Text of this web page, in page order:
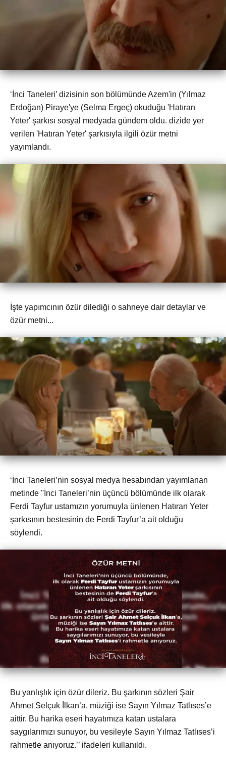
‘İnci Taneleri’ dizisinin son bölümünde Azem'in (Yılmaz
Erdoğan) Piraye'ye (Selma Ergeç) okuduğu 'Hatıran
Yeter' şarkısı sosyal medyada gündem oldu. dizide yer
verilen 'Hatıran Yeter' şarkısıyla ilgili özür metni
yayımlandı.
İşte yapımcının özür dilediği o sahneye dair detaylar ve
özür metni...
‘İnci Taneleri’nin sosyal medya hesabından yayımlanan
metinde ''İnci Taneleri’nin üçüncü bölümünde ilk olarak
Ferdi Tayfur ustamızın yorumuyla ünlenen Hatıran Yeter
şarkısının bestesinin de Ferdi Tayfur’a ait olduğu
söylendi.
Bu yanlışlık için özür dileriz. Bu şarkının sözleri Şair
Ahmet Selçuk İlkan’a, müziği ise Sayın Yılmaz Tatlıses’e
aittir. Bu harika eseri hayatımıza katan ustalara
saygılarımızı sunuyor, bu vesileyle Sayın Yılmaz Tatlıses’i
rahmetle anıyoruz.’’ ifadeleri kullanıldı.